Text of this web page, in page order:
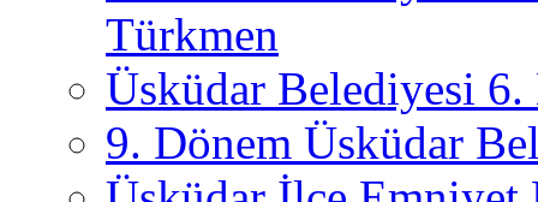
Türkmen
Üsküdar Belediyesi 6.
9. Dönem Üsküdar